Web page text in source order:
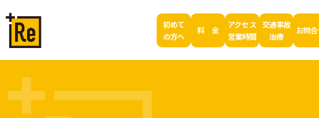
初めて
の方へ
料 金
アクセス
営業時間
交通事故
治療
お問